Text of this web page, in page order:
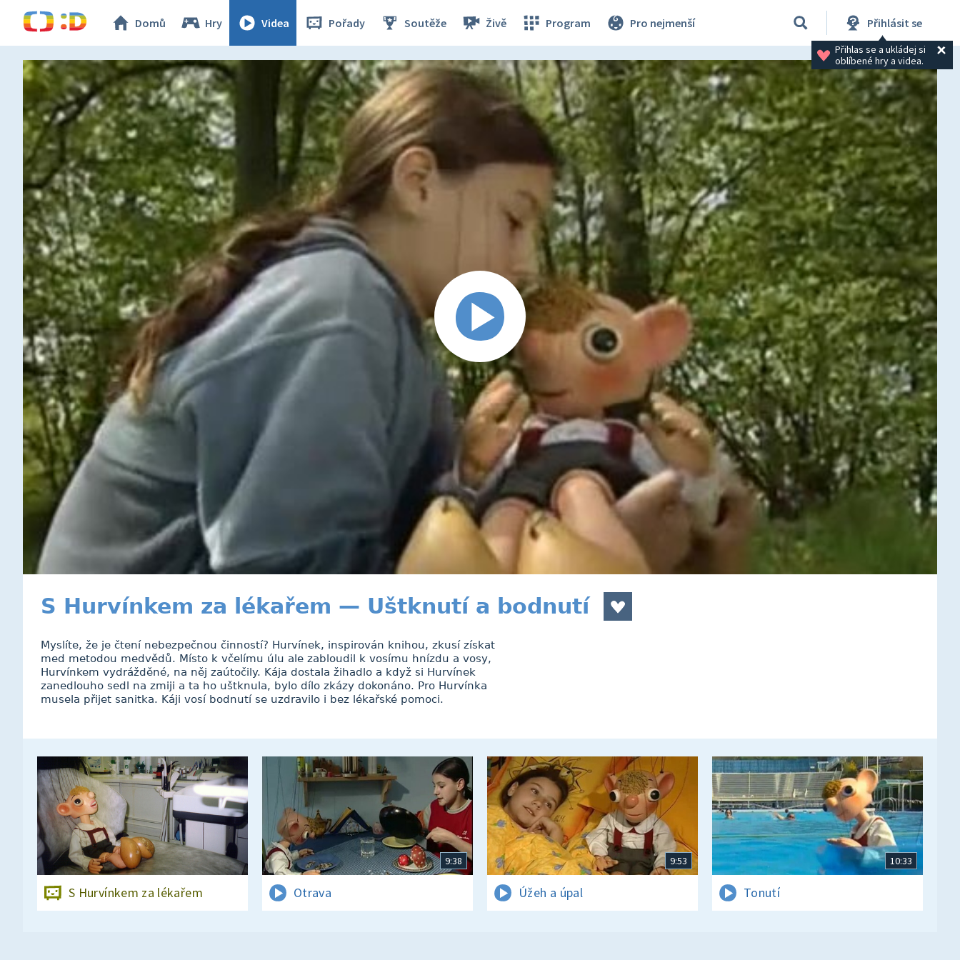
Domů Hry Videa Pořady Soutěže Živě Program Pro nejmenší Přihlásit se
Přihlas se a ukládej si
oblíbené hry a videa.
S Hurvínkem za lékařem — Uštknutí a bodnutí
Myslíte, že je čtení nebezpečnou činností? Hurvínek, inspirován knihou, zkusí získat
med metodou medvědů. Místo k včelímu úlu ale zabloudil k vosímu hnízdu a vosy,
Hurvínkem vydrážděné, na něj zaútočily. Kája dostala žihadlo a když si Hurvínek
zanedlouho sedl na zmiji a ta ho uštknula, bylo dílo zkázy dokonáno. Pro Hurvínka
musela přijet sanitka. Káji vosí bodnutí se uzdravilo i bez lékařské pomoci.
S Hurvínkem za lékařem
9:38
Otrava
9:53
Úžeh a úpal
10:33
Tonutí